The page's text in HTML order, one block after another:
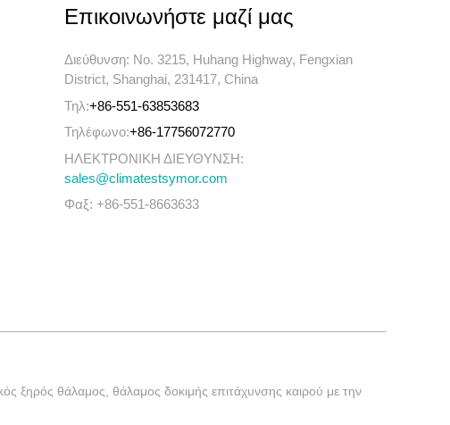
Επικοινωνήστε μαζί μας
Διεύθυνση: No. 3215, Huhang Highway, Fengxian
District, Shanghai, 231417, China
Τηλ:+86-551-63853683
Τηλέφωνο:+86-17756072770
ΗΛΕΚΤΡΟΝΙΚΗ ΔΙΕΥΘΥΝΣΗ:
sales@climatestsymor.com
Φαξ: +86-551-8663633
ξηρός θάλαμος, θάλαμος δοκιμής επιτάχυνσης καιρού με την